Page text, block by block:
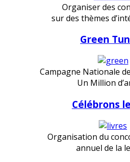
Organiser des
sur des thèmes
Green
Campagne Nationale
Un Million
Célébrons
Organisation du
annuel de la